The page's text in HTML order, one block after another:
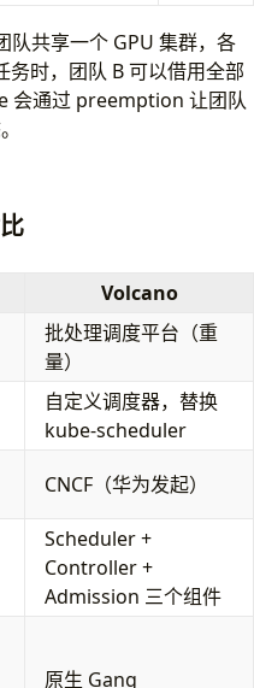
队共享一个 GPU 集群，各
务时，团队 B 可以借用全部
会通过 preemption 让团队
Volcano
批处理调度平台（重
量）
自定义调度器，替换
kube-scheduler
CNCF（华为发起）
Scheduler +
Controller +
Admission 三个组件
原生 Gang